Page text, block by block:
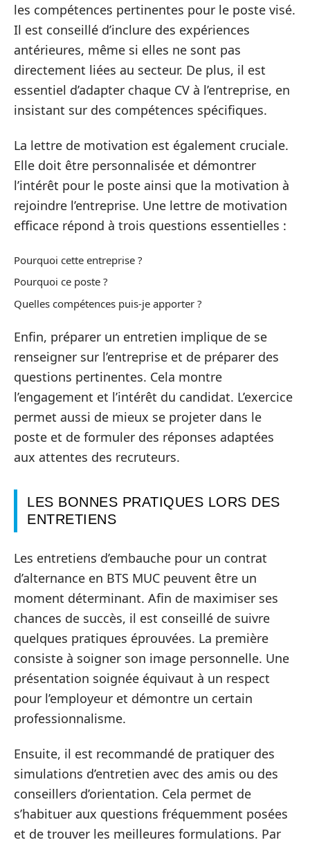
les compétences pertinentes pour le poste visé.
Il est conseillé d’inclure des expériences
antérieures, même si elles ne sont pas
directement liées au secteur. De plus, il est
essentiel d’adapter chaque CV à l’entreprise, en
insistant sur des compétences spécifiques.
La lettre de motivation est également cruciale.
Elle doit être personnalisée et démontrer
l’intérêt pour le poste ainsi que la motivation à
rejoindre l’entreprise. Une lettre de motivation
efficace répond à trois questions essentielles :
Pourquoi cette entreprise ?
Pourquoi ce poste ?
Quelles compétences puis-je apporter ?
Enfin, préparer un entretien implique de se
renseigner sur l’entreprise et de préparer des
questions pertinentes. Cela montre
l’engagement et l’intérêt du candidat. L’exercice
permet aussi de mieux se projeter dans le
poste et de formuler des réponses adaptées
aux attentes des recruteurs.
LES BONNES PRATIQUES LORS DES
ENTRETIENS
Les entretiens d’embauche pour un contrat
d’alternance en BTS MUC peuvent être un
moment déterminant. Afin de maximiser ses
chances de succès, il est conseillé de suivre
quelques pratiques éprouvées. La première
consiste à soigner son image personnelle. Une
présentation soignée équivaut à un respect
pour l’employeur et démontre un certain
professionnalisme.
Ensuite, il est recommandé de pratiquer des
simulations d’entretien avec des amis ou des
conseillers d’orientation. Cela permet de
s’habituer aux questions fréquemment posées
et de trouver les meilleures formulations. Par